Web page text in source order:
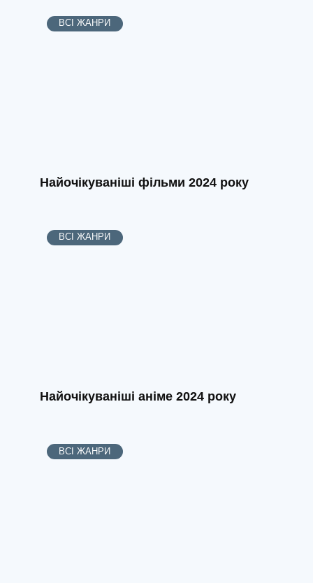
ВСІ ЖАНРИ
Найочікуваніші фільми 2024 року
ВСІ ЖАНРИ
Найочікуваніші аніме 2024 року
ВСІ ЖАНРИ